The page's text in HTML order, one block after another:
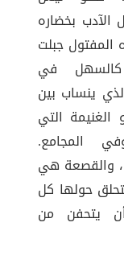
الآدب بخضاره
جبلت
في
ينساب بين
الغنيمة التي
المجامع.
والقصعة هي
حولها كل
يتحفن من